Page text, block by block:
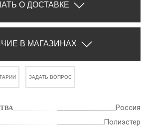
О ДОСТАВКЕ
В МАГАЗИНАХ
ЗАДАТЬ ВОПРОС
Россия
Полиэстер